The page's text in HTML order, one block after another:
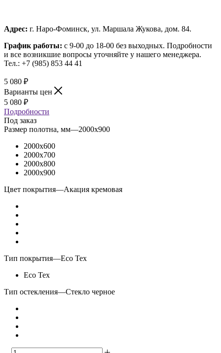
Адрес: г. Наро-Фоминск, ул. Маршала Жукова, дом. 84.
График работы: с 9-00 до 18-00 без выходных. Подробности
и все возникшие вопросы уточняйте у нашего менеджера.
Тел.: +7 (985) 853 44 41
5 080 ₽
Варианты цен
5 080 ₽
Подробности
Под заказ
Размер полотна, мм—2000x900
2000x600
2000x700
2000x800
2000x900
Цвет покрытия—Акация кремовая
Тип покрытия—Eco Tex
Eco Tex
Тип остекления—Стекло черное